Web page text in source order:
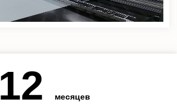
12 месяцев